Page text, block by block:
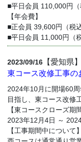
■平日会員 110,000円（
【年会費】
■正会員 39,600円（税込
■平日会員 11,000円（税
2023/09/16 【愛知県】
東コース改修工事の
2024年10月に開場60
目指し、東コース改修
【東コースクローズ期間
2023年12月4日 ～
【工事期間中について】